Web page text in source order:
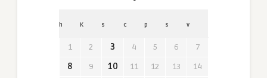
h K s c p s v
1 2 3 4 5 6
7
8
9 10 11 12 13
14